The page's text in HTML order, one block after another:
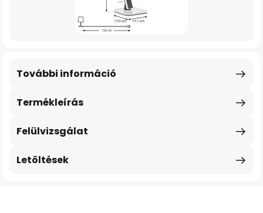
Termékleírás
További információ
Felülvizsgálat
Letöltések